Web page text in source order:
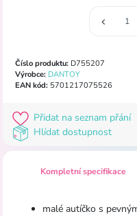
Číslo produktu:D755207
Výrobce: DANTOY
EAN kód:5701217075526
Přidat na seznam přání
Hlídat dostupnost
Kompletní specifikace
malé autíčko s